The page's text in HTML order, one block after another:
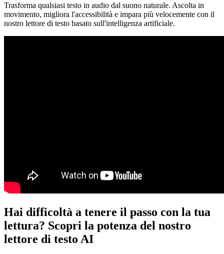
Trasforma qualsiasi testo in audio dal suono naturale. Ascolta in
movimento, migliora l'accessibilità e impara più velocemente con il
nostro lettore di testo basato sull'intelligenza artificiale.
Hai difficoltà a tenere il passo con la tua
lettura? Scopri la potenza del nostro
lettore di testo AI